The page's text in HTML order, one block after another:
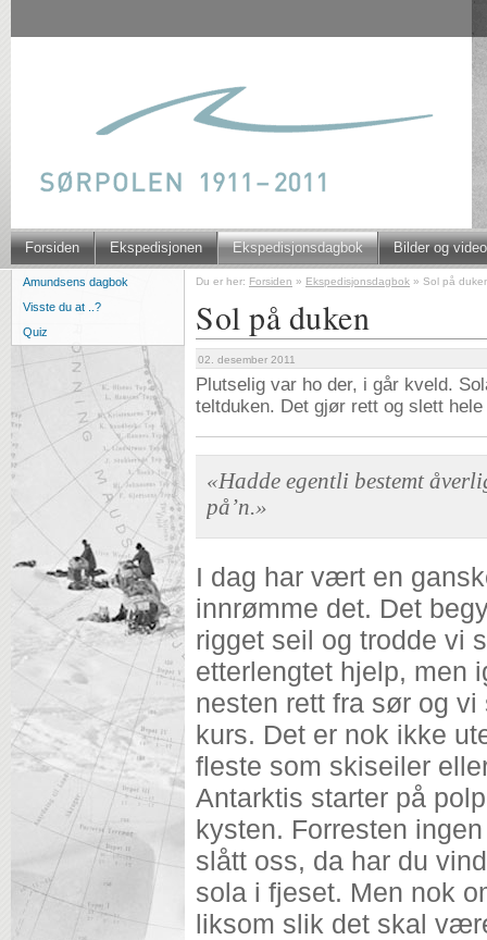
Forsiden Ekspedisjonen Ekspedisjonsdagbok Bilder og video
Amundsens dagbok
Visste du at ..?
Quiz
Du er her: Forsiden » Ekspedisjonsdagbok » Sol på
Sol på duken
02. desember 2011
Plutselig var ho der, i går kveld.
teltduken. Det gjør rett og slett
«Hadde egentli bestemt
på’n.»
I dag har vært en
innrømme det. Det
rigget seil og trodde vi
etterlengtet hjelp, men
nesten rett fra sør og
kurs. Det er nok ikke
fleste som skiseiler
Antarktis starter på
kysten. Forresten
slått oss, da har du
sola i fjeset. Men nok
liksom slik det skal